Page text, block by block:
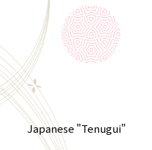
Japanese "Tenugui"